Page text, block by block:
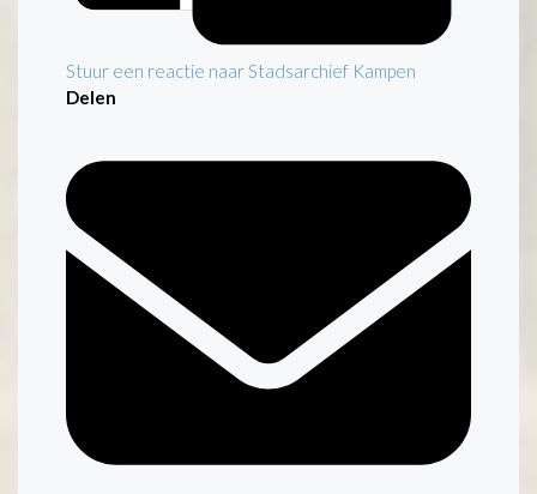
Stuur een reactie naar Stadsarchief Kampen
Delen